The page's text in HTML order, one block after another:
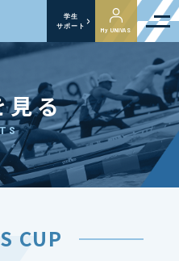
学生
サポート
My UNIVAS
見る
CUP